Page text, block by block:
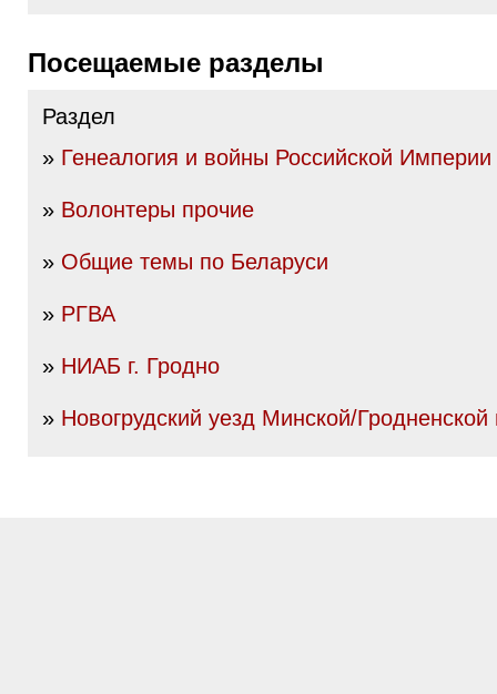
Посещаемые разделы
Раздел
» Генеалогия и войны Российской
» Волонтеры прочие
» Общие темы по Беларуси
» РГВА
» НИАБ г. Гродно
» Новогрудский уезд Минской/Гродненской